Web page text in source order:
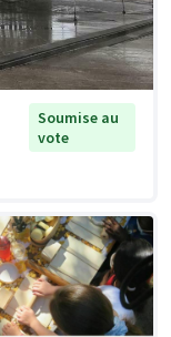
Soumise au
vote